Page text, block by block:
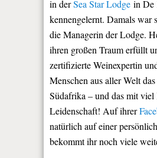
in derSea Star Lodge in De
kennengelernt. Damals war
die Managerin der Lodge.
ihren großen Traum erfüllt
zertifizierte Weinexpertin
Menschen aus aller Welt
Südafrika – und das mit viel
Leidenschaft! Auf ihrer
natürlich auf einer
bekommt ihr noch viele